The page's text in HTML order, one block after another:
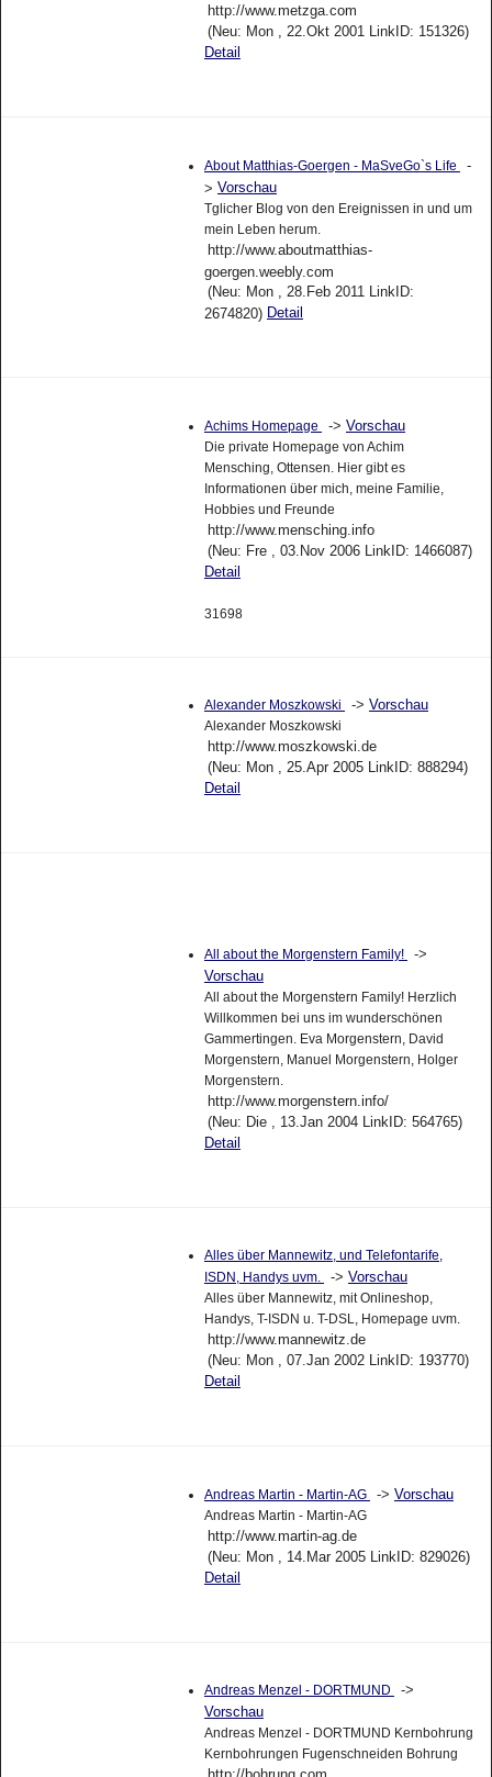
http://www.metzga.com
(Neu: Mon , 22.Okt 2001 LinkID: 151326)
Detail
About Matthias-Goergen - MaSveGo`s Life -
> Vorschau
Tglicher Blog von den Ereignissen in und um
mein Leben herum.
http://www.aboutmatthias-
goergen.weebly.com
(Neu: Mon , 28.Feb 2011 LinkID:
2674820) Detail
Achims Homepage -> Vorschau
Die private Homepage von Achim
Mensching, Ottensen. Hier gibt es
Informationen über mich, meine Familie,
Hobbies und Freunde
http://www.mensching.info
(Neu: Fre , 03.Nov 2006 LinkID: 1466087)
Detail
31698
Alexander Moszkowski -> Vorschau
Alexander Moszkowski
http://www.moszkowski.de
(Neu: Mon , 25.Apr 2005 LinkID: 888294)
Detail
All about the Morgenstern Family!
->
Vorschau
All about the Morgenstern Family! Herzlich
Willkommen bei uns im wunderschönen
Gammertingen. Eva Morgenstern, David
Morgenstern, Manuel Morgenstern, Holger
Morgenstern.
http://www.morgenstern.info/
(Neu: Die , 13.Jan 2004 LinkID: 564765)
Detail
Alles über Mannewitz, und Telefontarife,
ISDN, Handys uvm.
-> Vorschau
Alles über Mannewitz, mit Onlineshop,
Handys, T-ISDN u. T-DSL, Homepage uvm.
http://www.mannewitz.de
(Neu: Mon , 07.Jan 2002 LinkID: 193770)
Detail
Andreas Martin - Martin-AG -> Vorschau
Andreas Martin - Martin-AG
http://www.martin-ag.de
(Neu: Mon , 14.Mar 2005 LinkID: 829026)
Detail
Andreas Menzel - DORTMUND
->
Vorschau
Andreas Menzel - DORTMUND Kernbohrung
Kernbohrungen Fugenschneiden Bohrung